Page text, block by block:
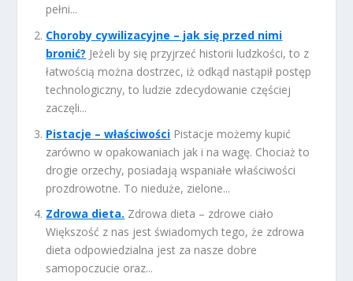
pełni...
Choroby cywilizacyjne – jak się przed nimi
bronić? Jeżeli by się przyjrzeć historii ludzkości, to z
łatwością można dostrzec, iż odkąd nastąpił postęp
technologiczny, to ludzie zdecydowanie częściej
zaczęli...
Pistacje – właściwości Pistacje możemy kupić
zarówno w opakowaniach jak i na wagę. Chociaż to
drogie orzechy, posiadają wspaniałe właściwości
prozdrowotne. To nieduże, zielone...
Zdrowa dieta. Zdrowa dieta – zdrowe ciało
Większość z nas jest świadomych tego, że zdrowa
dieta odpowiedzialna jest za nasze dobre
samopoczucie oraz...